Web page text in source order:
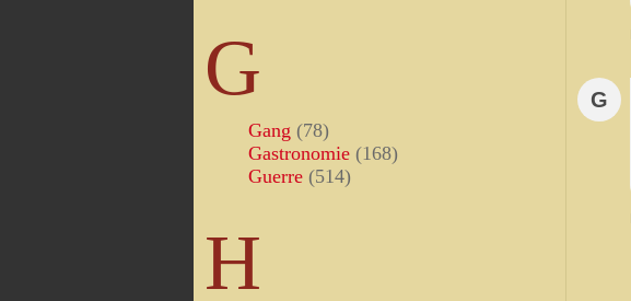
G
Gang (78)
Gastronomie (168)
Guerre (514)
H
G